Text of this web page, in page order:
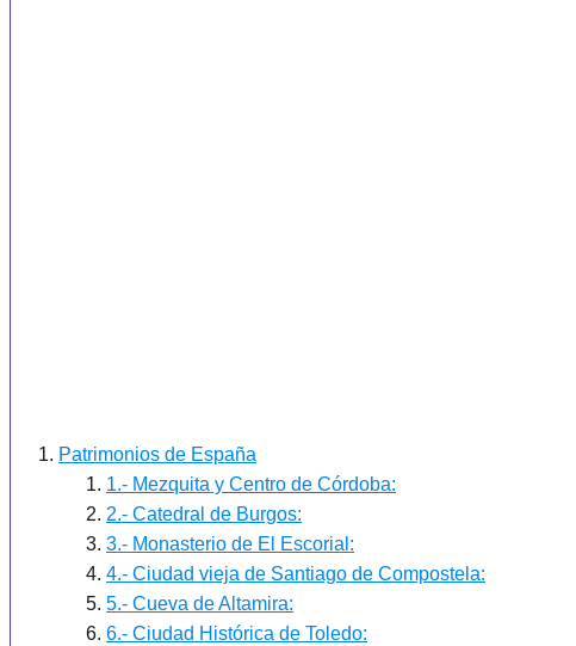
Patrimonios de España
1.- Mezquita y Centro de Córdoba:
2.- Catedral de Burgos:
3.- Monasterio de El Escorial:
4.- Ciudad vieja de Santiago de Compostela:
5.- Cueva de Altamira:
6.- Ciudad Histórica de Toledo: